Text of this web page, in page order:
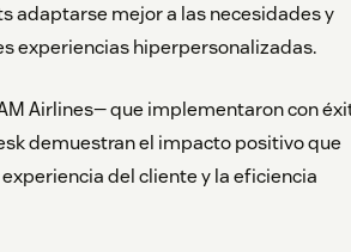
adaptarse mejor a las necesidades y
experiencias hiperpersonalizadas.
Airlines— que implementaron con
demuestran el impacto positivo que
del cliente y la eficiencia